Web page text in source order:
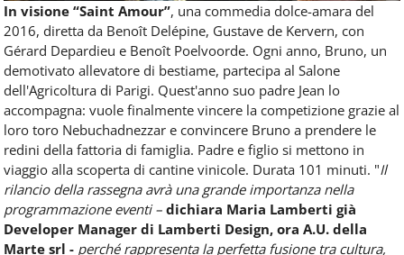
In visione “Saint Amour”, una commedia dolce-amara del
2016, diretta da Benoît Delépine, Gustave de Kervern, con
Gérard Depardieu e Benoît Poelvoorde. Ogni anno, Bruno, un
demotivato allevatore di bestiame, partecipa al Salone
dell'Agricoltura di Parigi. Quest'anno suo padre Jean lo
accompagna: vuole finalmente vincere la competizione grazie al
loro toro Nebuchadnezzar e convincere Bruno a prendere le
redini della fattoria di famiglia. Padre e figlio si mettono in
viaggio alla scoperta di cantine vinicole. Durata 101 minuti. "Il
rilancio della rassegna avrà una grande importanza nella
programmazione eventi – dichiara Maria Lamberti già
Developer Manager di Lamberti Design, ora A.U. della
Marte srl - perché rappresenta la perfetta fusione tra cultura,